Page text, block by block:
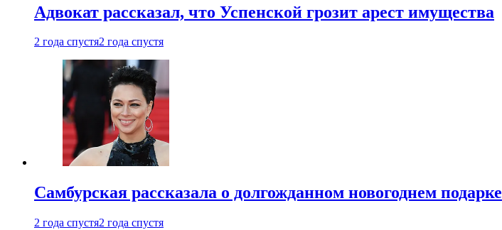
Адвокат рассказал, что Успенской грозит арест имущества
2 года спустя2 года спустя
Самбурская рассказала о долгожданном новогоднем подарке
2 года спустя2 года спустя